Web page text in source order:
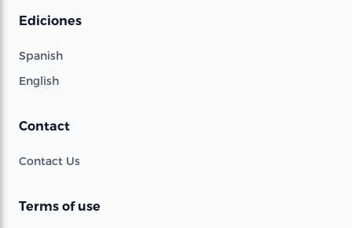
Ediciones
Spanish
English
Contact
Contact Us
Terms of use